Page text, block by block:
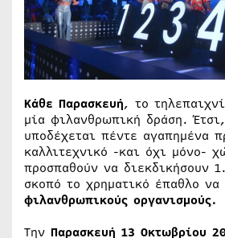
Κάθε Παρασκευή, το
μία φιλανθρωπική δράση.
υποδέχεται πέντε αγαπημένα
καλλιτεχνικό -και όχι μόνο-
προσπαθούν να διεκδικήσουν
σκοπό το χρηματικό έπαθλο να
φιλανθρωπικούς οργανισμούς.
Την Παρασκευή 13 Οκτωβρίου